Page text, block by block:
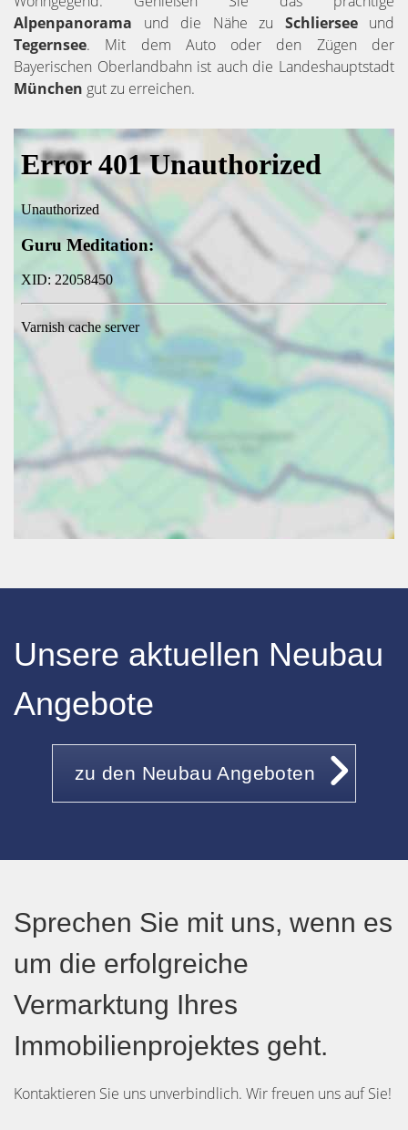
Alpenpanorama und die Nähe zu Schlierseeund
Tegernsee. Mit dem Auto oder den Zügen der
Bayerischen Oberlandbahn ist auch die Landeshauptstadt
München gut zu erreichen.
Unsere aktuellen Neubau
Angebote
zu den Neubau Angeboten
Sprechen Sie mit uns, wenn es
um die erfolgreiche
Vermarktung Ihres
Immobilienprojektes geht.
Kontaktieren Sie uns unverbindlich. Wir freuen uns auf Sie!